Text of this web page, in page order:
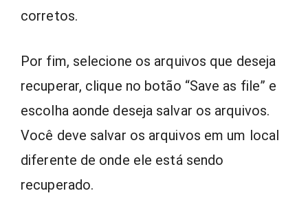
corretos.
Por fim, selecione os arquivos que deseja
recuperar, clique no botão “Save as file” e
escolha aonde deseja salvar os arquivos.
Você deve salvar os arquivos em um local
diferente de onde ele está sendo
recuperado.